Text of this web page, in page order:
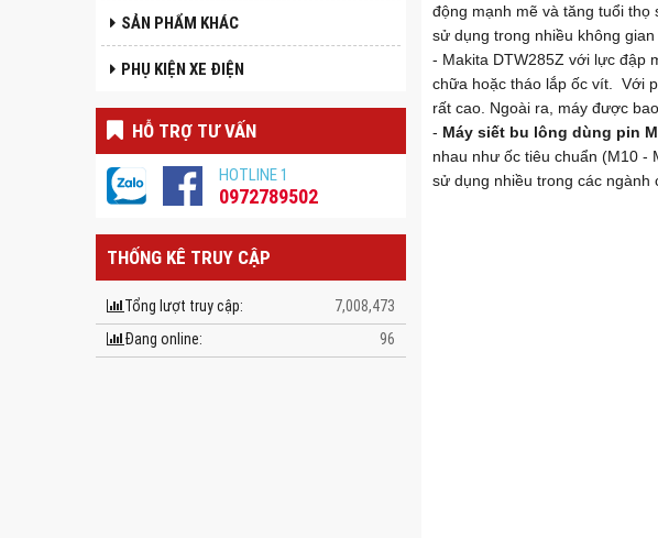
SẢN PHẨM KHÁC
PHỤ KIỆN XE ĐIỆN
HỖ TRỢ TƯ VẤN
HOTLINE 1
0972789502
THỐNG KÊ TRUY CẬP
Tổng lượt truy cập:
7,008,473
Đang online:
96
động mạnh mẽ và tăng tuổi
sử dụng trong nhiều không
- Makita DTW285Z với lực đập
chữa hoặc tháo lắp ốc vít. Với
rất cao. Ngoài ra, máy được
- Máy siết bu lông dùng pin
nhau như ốc tiêu chuẩn (M10 -
sử dụng nhiều trong các ngành